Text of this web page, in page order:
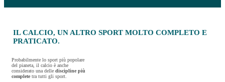
IL CALCIO, UN ALTRO SPORT MOLTO COMPLETO E
PRATICATO.
Probabilmente lo sport più popolare
del pianeta, il calcio è anche
considerato una delle discipline più
complete tra tutti gli sport.